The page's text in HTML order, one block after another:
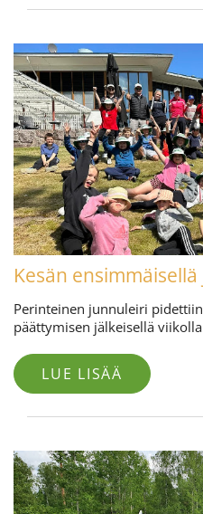
Kesän
Perinteinen junnuleiri
päättymisen jälkeisellä
LUE LISÄÄ